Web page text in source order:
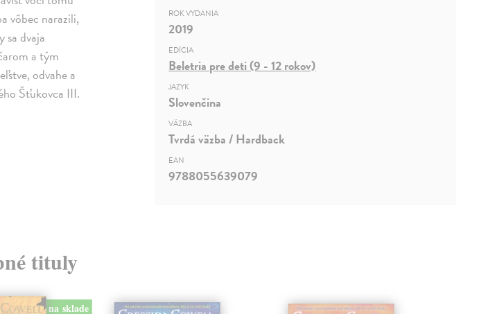
vôbec narazili,
sa dvaja
a tým
odvahe a
Šťukovca III.
ROK VYDANIA
2019
EDÍCIA
Beletria pre deti (9 - 12 rokov)
JAZYK
Slovenčina
VÄZBA
Tvrdá väzba / Hardback
EAN
9788055639079
tituly
na sklade